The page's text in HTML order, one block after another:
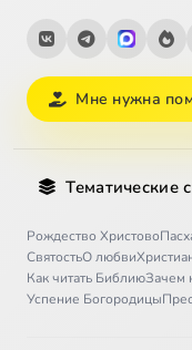
Мне нужна
Тематические
Рождество Христово
СвятостьО любви
Как читать БиблиюЗачем
Успение Богородицы